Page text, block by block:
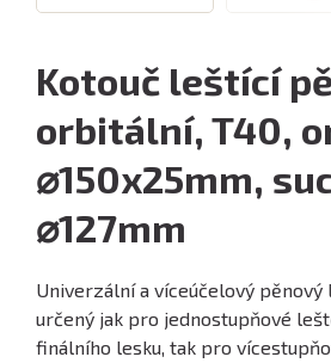
Kotouč leštící
orbitální, T40,
⌀150x25mm,
⌀127mm
Univerzální a víceúčelový pěnový
určený jak pro jednostupňové
finálního lesku, tak pro